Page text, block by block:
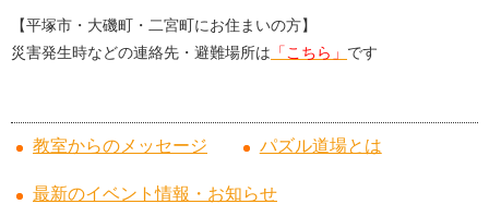
【平塚市・大磯町・二宮町にお住まいの方】
災害発生時などの連絡先・避難場所は 「こちら」 です
教室からのメッセージ パズル道場とは
最新のイベント情報・お知らせ